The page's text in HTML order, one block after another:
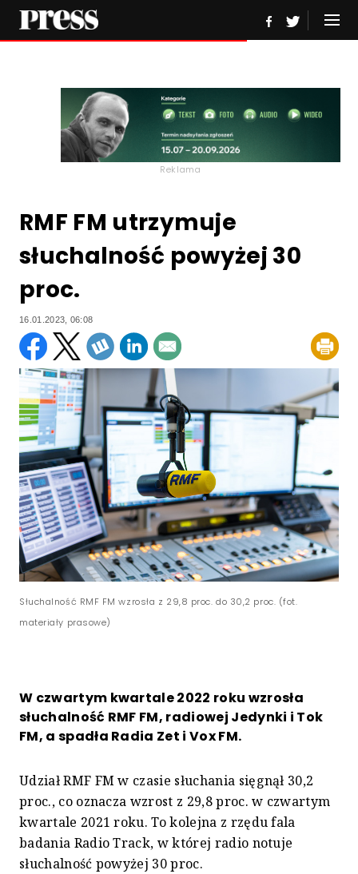
Reklama
RMF FM utrzymuje
słuchalność powyżej 30
proc.
16.01.2023, 06:08
Słuchalność RMF FM wzrosła z 29,8 proc. do 30,2 proc. (fot.
materiały prasowe)
W czwartym kwartale 2022 roku wzrosła
słuchalność RMF FM, radiowej Jedynki i Tok
FM, a spadła Radia Zet i Vox FM.
Udział RMF FM w czasie słuchania sięgnął 30,2
proc., co oznacza wzrost z 29,8 proc. w czwartym
kwartale 2021 roku. To kolejna z rzędu fala
badania Radio Track, w której radio notuje
słuchalność powyżej 30 proc.